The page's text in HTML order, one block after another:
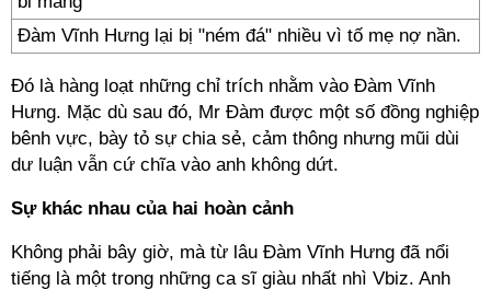
Đàm Vĩnh Hưng lại bị "ném đá" nhiều vì tố mẹ nợ nần.
Đó là hàng loạt những chỉ trích nhằm vào Đàm Vĩnh
Hưng. Mặc dù sau đó, Mr Đàm được một số đồng nghiệp
bênh vực, bày tỏ sự chia sẻ, cảm thông nhưng mũi dùi
dư luận vẫn cứ chĩa vào anh không dứt.
Sự khác nhau của hai hoàn cảnh
Không phải bây giờ, mà từ lâu Đàm Vĩnh Hưng đã nổi
tiếng là một trong những ca sĩ giàu nhất nhì Vbiz. Anh